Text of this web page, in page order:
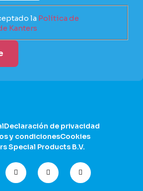
la Política de
Kanters
Declaración de privacidad
y condicionesCookies
Special Products B.V.